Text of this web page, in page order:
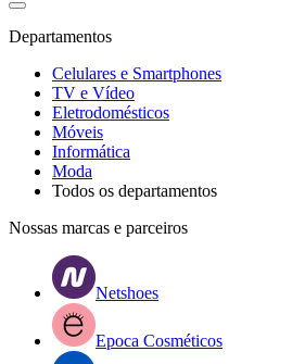
Departamentos
Celulares e Smartphones
TV e Vídeo
Eletrodomésticos
Móveis
Informática
Moda
Todos os departamentos
Nossas marcas e parceiros
Netshoes
Epoca Cosméticos